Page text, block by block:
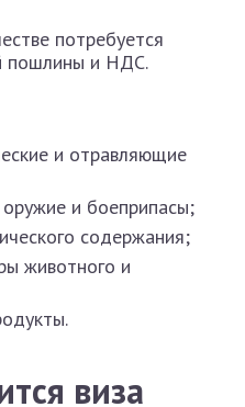
потребуется
пошлины и НДС.
и отравляющие
и боеприпасы;
содержания;
животного и
виза